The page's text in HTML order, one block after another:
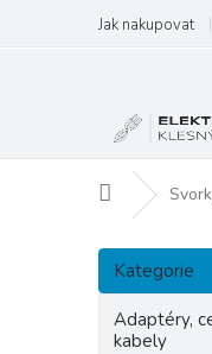
obsah
Jak nakupovat
Domů
P
s
Přeskočit
kategorie
Kategorie
Adaptéry,
kabely